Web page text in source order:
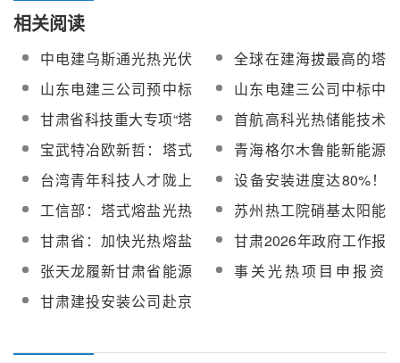
相关阅读
中电建乌斯通光热光伏
一体化项目100MW塔式
熔盐太阳能热发电站委
托运维服务招标
全球在建海拔最高的塔
式熔盐光热项目光伏组
件开始安装
山东电建三公司预中标
中电建乌斯通100MW塔
式熔盐太阳能热发电站
委托运维服务
山东电建三公司中标中
电建乌斯通100MW塔式
熔盐太阳能热发电站委
托运维服务
甘肃省科技重大专项“塔
式熔盐光热发电高温太
阳能吸收涂层关键技术
及产业化应用”项目通过
验收
首航高科光热储能技术
点亮青藏高原 | 三峡格
尔木塔式熔盐光热项目
并网发电
宝武特冶欧新哲：塔式
熔盐电站吸热器用镍基
合金薄壁管材的国产化
与应用
青海格尔木鲁能新能源
取得塔式熔盐光热电站
吸热器联箱密封装置专
利
台湾青年科技人才陇上
志愿行活动走进首航
100MW塔式熔盐光热电
站
设备安装进度达80%！
世界纬度最高的塔式熔
盐光热电站预计年底前
投入运行
工信部：塔式熔盐光热
发电技术入选2025国家
节能降碳技术推荐目录
苏州热工院硝基太阳能
熔盐服务框架采购
甘肃省：加快光热熔盐
储能等规模化应用
甘肃2026年政府工作报
告：“十四五”期间形成光
伏、风电、光热3条装备
张天龙履新甘肃省能源
局局长
事关光热项目申报资
甘肃建投安装公司赴京